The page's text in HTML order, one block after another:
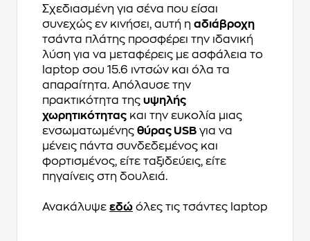
Σχεδιασμένη για σένα που είσαι
συνεχώς εν κινήσει, αυτή η αδιάβροχη
τσάντα πλάτης προσφέρει την ιδανική
λύση για να μεταφέρεις με ασφάλεια το
laptop σου 15.6 ιντσών και όλα τα
απαραίτητα. Απόλαυσε την
πρακτικότητα της υψηλής
χωρητικότητας και την ευκολία μιας
ενσωματωμένης θύρας USB για να
μένεις πάντα συνδεδεμένος και
φορτισμένος, είτε ταξιδεύεις, είτε
πηγαίνεις στη δουλειά.
Ανακάλυψε εδώ όλες τις τσάντες laptop